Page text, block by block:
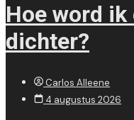
Hoe word
dichter?
Carlos Alleene
4 augustus 2026